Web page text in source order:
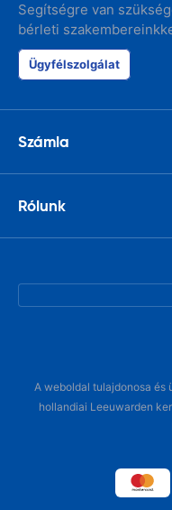
Segítségre van
bérleti
Ügyfélszolgálat
Számla
Rólunk
A weboldal tulajdonosa és
hollandiai Leeuwarden